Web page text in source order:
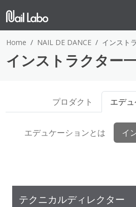
Home NAIL DE DANCE インスト
インストラクター
プロダクト エデ
エデュケーションとは イ
テクニカルディレクター